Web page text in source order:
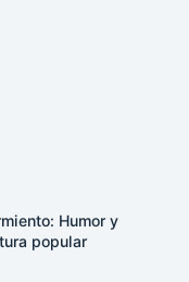
Humor y
popular